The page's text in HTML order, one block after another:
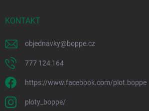
KONTAKT
objednavky@boppe.cz
777 124 164
https://www.facebook.com/plot.boppe
ploty_boppe/